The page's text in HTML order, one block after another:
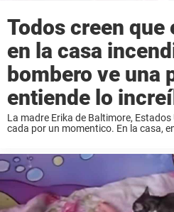
Todos creen que
en la casa
bombero ve una
entiende lo
La madre Erika de Baltimore,
cada por un momentico. En la casa,